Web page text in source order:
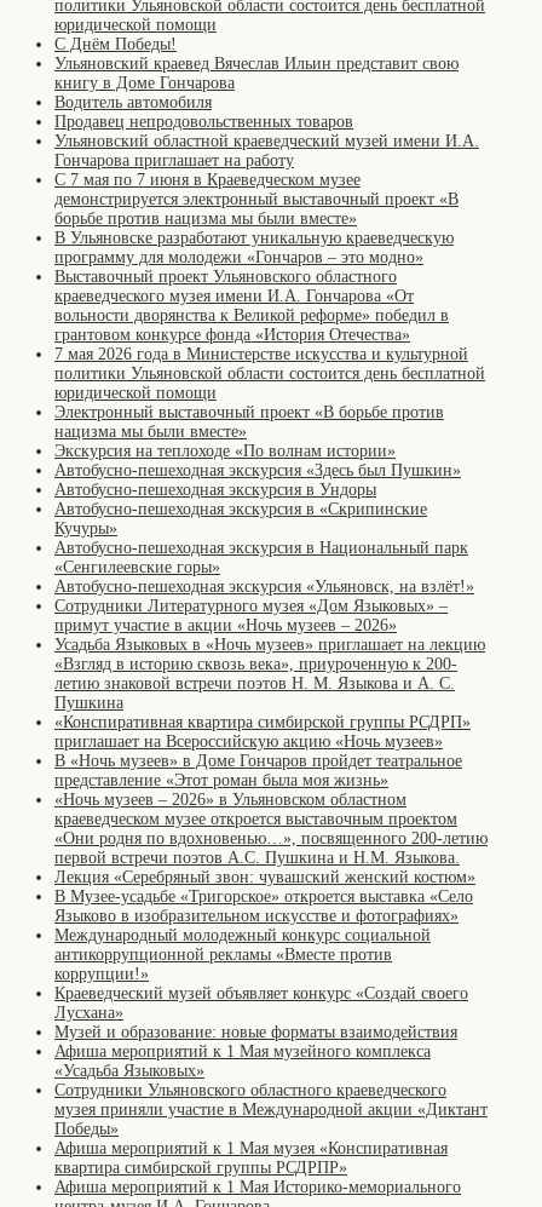
политики Ульяновской области состоится день бесплатной
юридической помощи
С Днём Победы!
Ульяновский краевед Вячеслав Ильин представит свою
книгу в Доме Гончарова
Водитель автомобиля
Продавец непродовольственных товаров
Ульяновский областной краеведческий музей имени И.А.
Гончарова приглашает на работу
С 7 мая по 7 июня в Краеведческом музее
демонстрируется электронный выставочный проект «В
борьбе против нацизма мы были вместе»
В Ульяновске разработают уникальную краеведческую
программу для молодежи «Гончаров – это модно»
Выставочный проект Ульяновского областного
краеведческого музея имени И.А. Гончарова «От
вольности дворянства к Великой реформе» победил в
грантовом конкурсе фонда «История Отечества»
7 мая 2026 года в Министерстве искусства и культурной
политики Ульяновской области состоится день бесплатной
юридической помощи
Электронный выставочный проект «В борьбе против
нацизма мы были вместе»
Экскурсия на теплоходе «По волнам истории»
Автобусно-пешеходная экскурсия «Здесь был Пушкин»
Автобусно-пешеходная экскурсия в Ундоры
Автобусно-пешеходная экскурсия в «Скрипинские
Кучуры»
Автобусно-пешеходная экскурсия в Национальный парк
«Сенгилеевские горы»
Автобусно-пешеходная экскурсия «Ульяновск, на взлёт!»
Сотрудники Литературного музея «Дом Языковых» –
примут участие в акции «Ночь музеев – 2026»
Усадьба Языковых в «Ночь музеев» приглашает на лекцию
«Взгляд в историю сквозь века», приуроченную к 200-
летию знаковой встречи поэтов Н. М. Языкова и А. С.
Пушкина
«Конспиративная квартира симбирской группы РСДРП»
приглашает на Всероссийскую акцию «Ночь музеев»
В «Ночь музеев» в Доме Гончаров пройдет театральное
представление «Этот роман была моя жизнь»
«Ночь музеев – 2026» в Ульяновском областном
краеведческом музее откроется выставочным проектом
«Они родня по вдохновенью…», посвященного 200-летию
первой встречи поэтов А.С. Пушкина и Н.М. Языкова.
Лекция «Серебряный звон: чувашский женский костюм»
В Музее-усадьбе «Тригорское» откроется выставка «Село
Языково в изобразительном искусстве и фотографиях»
Международный молодежный конкурс социальной
антикоррупционной рекламы «Вместе против
коррупции!»
Краеведческий музей объявляет конкурс «Создай своего
Лусхана»
Музей и образование: новые форматы взаимодействия
Афиша мероприятий к 1 Мая музейного комплекса
«Усадьба Языковых»
Сотрудники Ульяновского областного краеведческого
музея приняли участие в Международной акции «Диктант
Победы»
Афиша мероприятий к 1 Мая музея «Конспиративная
квартира симбирской группы РСДРПР»
Афиша мероприятий к 1 Мая Историко-мемориального